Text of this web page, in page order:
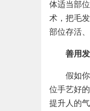
体适当部
术，把毛
部位存活
善用
假如
位手艺好
提升人的